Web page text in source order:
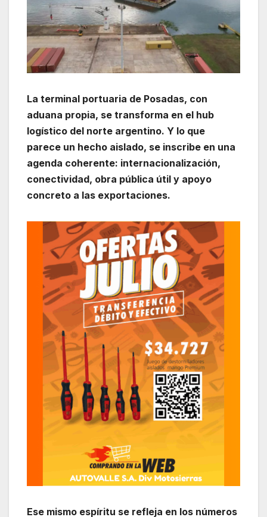
La terminal portuaria de Posadas, con
aduana propia, se transforma en el hub
logístico del norte argentino. Y lo que
parece un hecho aislado, se inscribe en una
agenda coherente: internacionalización,
conectividad, obra pública útil y apoyo
concreto a las exportaciones.
Ese mismo espíritu se refleja en los números